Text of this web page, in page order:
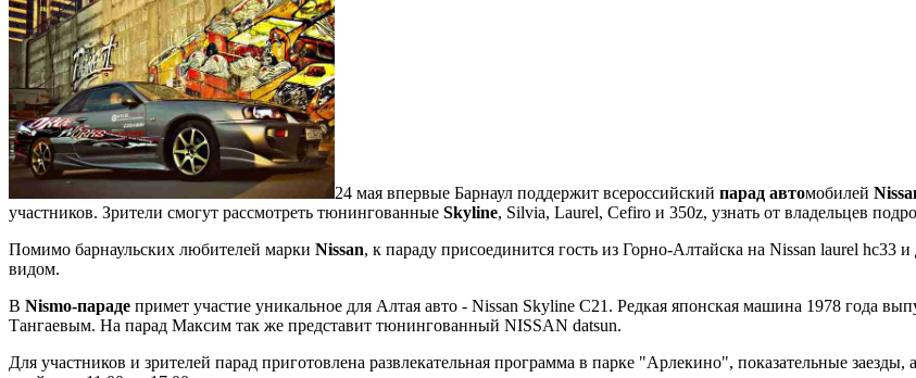
24 мая впервые Барнаул поддержит всероссийский парад автомобилей
участников. Зрители смогут рассмотреть тюнингованные Skyline, Silvia, Laurel, Сefiro и 350z, узнать от владельцев
Помимо барнаульских любителей марки Nissan, к параду присоединится гость из Горно-Алтайска на Nissan laurel
видом.
В Nismo-параде примет участие уникальное для Алтая авто - Nissan Skyline C21. Редкая японская машина 1978 года
Тангаевым. На парад Максим так же представит тюнингованный NISSAN datsun.
Для участников и зрителей парад приготовлена развлекательная программа в парке "Арлекино", показательные